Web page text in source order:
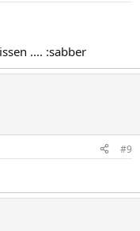
.... :sabber
#9